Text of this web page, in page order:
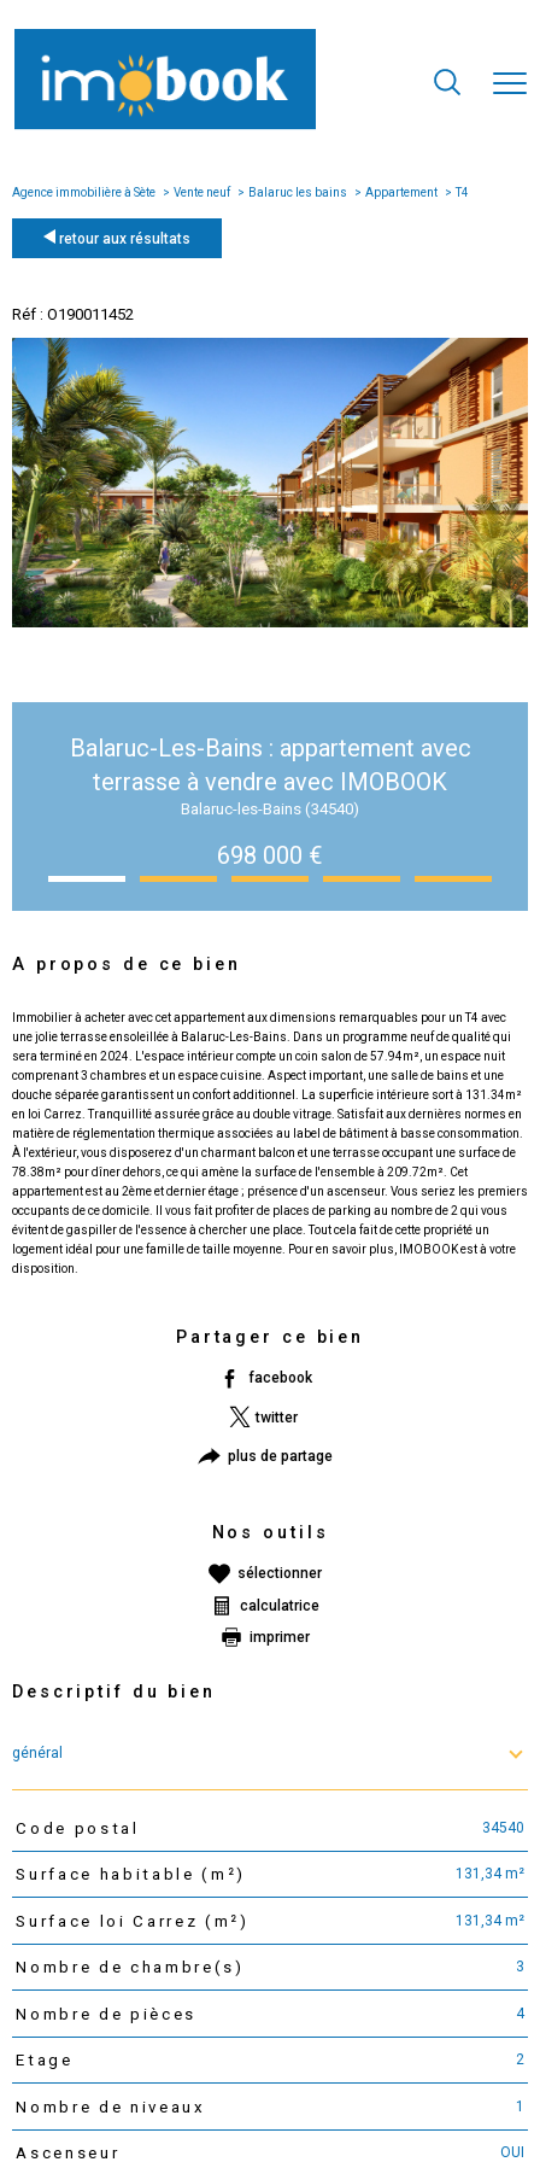
Agence immobilière à Sète Vente neuf Balaruc les bains Appartement T4
retour aux résultats
Réf : O190011452
Balaruc-Les-Bains : appartement avec
terrasse à vendre avec IMOBOOK
Balaruc-les-Bains (34540)
698 000 €
A propos de ce bien
Immobilier à acheter avec cet appartement aux dimensions remarquables pour un T4 avec
une jolie terrasse ensoleillée à Balaruc-Les-Bains. Dans un programme neuf de qualité qui
sera terminé en 2024. L'espace intérieur compte un coin salon de 57.94m², un espace nuit
comprenant 3 chambres et un espace cuisine. Aspect important, une salle de bains et une
douche séparée garantissent un confort additionnel. La superficie intérieure sort à 131.34m²
en loi Carrez. Tranquillité assurée grâce au double vitrage. Satisfait aux dernières normes en
matière de réglementation thermique associées au label de bâtiment à basse consommation.
À l'extérieur, vous disposerez d'un charmant balcon et une terrasse occupant une surface de
78.38m² pour dîner dehors, ce qui amène la surface de l'ensemble à 209.72m². Cet
appartement est au 2ème et dernier étage ; présence d'un ascenseur. Vous seriez les premiers
occupants de ce domicile. Il vous fait profiter de places de parking au nombre de 2 qui vous
évitent de gaspiller de l'essence à chercher une place. Tout cela fait de cette propriété un
logement idéal pour une famille de taille moyenne. Pour en savoir plus, IMOBOOK est à votre
disposition.
Partager ce bien
facebook
twitter
plus de partage
Nos outils
sélectionner
calculatrice
imprimer
Descriptif du bien
général
TRAD_PAMPERO_Caracteristique
Code postal 34540
Surface habitable (m²) 131,34 m²
Surface loi Carrez (m²) 131,34 m²
Nombre de chambre(s) 3
Nombre de pièces 4
Etage 2
Nombre de niveaux 1
Ascenseur OUI